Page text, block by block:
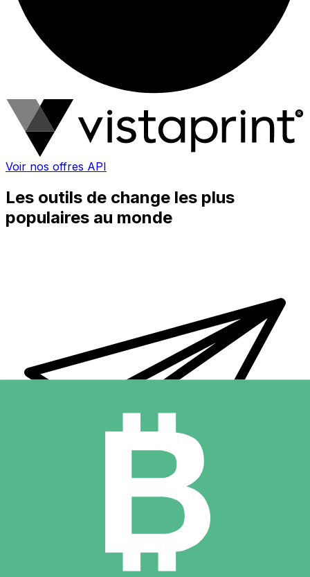
Voir nos offres API
Les outils de change les plus
populaires au monde